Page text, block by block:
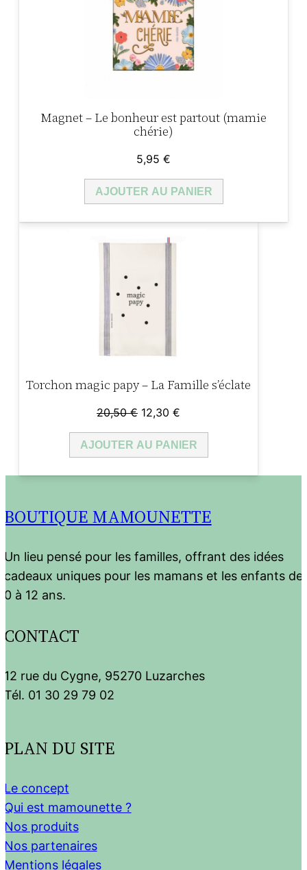
Magnet – Le bonheur est partout (mamie
chérie)
5,95 €
AJOUTER AU PANIER
Torchon magic papy – La Famille s’éclate
20,50€ Le
prix
initial
20,50 €.
12,30 €
prix
actuel
12,30 €.
AJOUTER AU PANIER
BOUTIQUE MAMOUNETTE
Un lieu pensé pour les familles, offrant des idées
cadeaux uniques pour les mamans et les enfants de
0 à 12 ans.
CONTACT
12 rue du Cygne, 95270 Luzarches
Tél. 01 30 29 79 02
PLAN DU SITE
Le concept
Qui est mamounette ?
Nos produits
Nos partenaires
Mentions légales